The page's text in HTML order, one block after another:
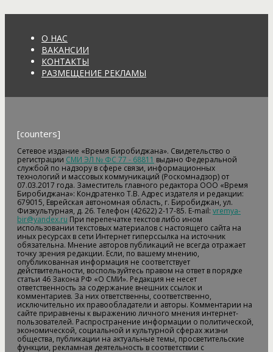
О НАС
ВАКАНСИИ
КОНТАКТЫ
РАЗМЕЩЕНИЕ РЕКЛАМЫ
[counters]
Сетевое издание «Время Биробиджана». Свидетельство о
регистрации СМИ ЭЛ № ФС 77 - 68811 выдано Федеральной
службой по надзору в сфере связи, информационных
технологий и массовых коммуникаций (Роскомнадзор) от
07.03.2017 года. Заместитель главного редактора ООО «Время
Биробиджана»: Кондратенко Т.В. Адрес издателя и редакции:
679015, Еврейская автономная область, г. Биробиджан, ул.
Физкультурная, д. 26. Телефон (42622) 2-17-85. E-mail: vremya-
bir@yandex.ru При перепечатке текстов либо ином
использовании текстовых материалов с настоящего сайта на
иных ресурсах в сети Интернет гиперссылка на источник
обязательна. Мнение авторов публикаций не всегда отражает
точку зрения редакции. Если, по вашему мнению,
опубликованная информация не соответствует
действительности, воспользуйтесь правом на ответ в порядке
статьи 46 Закона РФ «О СМИ». Редакция не несет
ответственность за содержание внешних ссылок и
комментариев. За них ответственны, соответственно,
исключительно их правообладатели и авторы. Комментарии на
сайте приравнены к выражению личного мнения интернет-
пользователей. Распространение информации о политической,
экономической, социальной и культурной сферах жизни
общества, публикации на актуальные темы, просветительские
функции, рекламная деятельность в соответствии с